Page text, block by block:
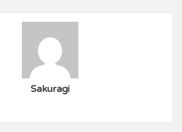
Sakuragi